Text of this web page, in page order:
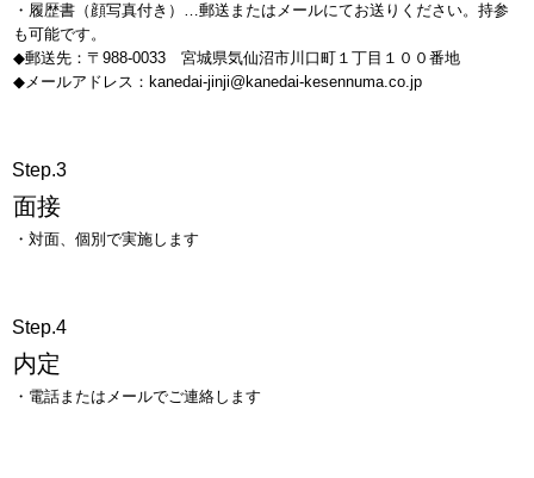
・履歴書（顔写真付き）…郵送またはメールにてお送りください。持参
も可能です。
◆郵送先：〒988-0033 宮城県気仙沼市川口町１丁目１００番地
◆メールアドレス：kanedai-jinji@kanedai-kesennuma.co.jp
Step.3
面接
・対面、個別で実施します
Step.4
内定
・電話またはメールでご連絡します